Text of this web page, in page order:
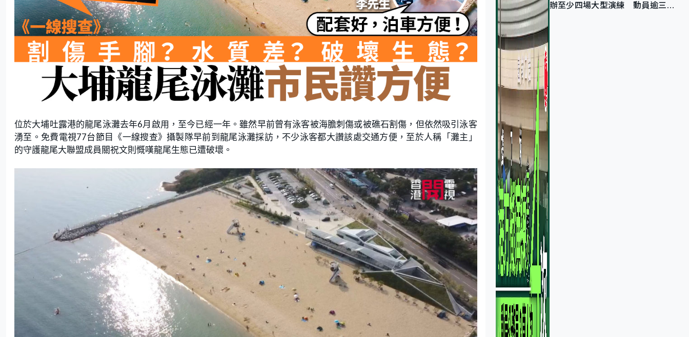
位於大埔吐露港的龍尾泳灘去年6月啟用，至今已經一年。雖然早前曾有泳客被海膽刺傷或被礁石割傷，但依然吸引泳客
湧至。免費電視77台節目《一線搜查》攝製隊早前到龍尾泳灘採訪，不少泳客都大讚該處交通方便，至於人稱「灘主」
的守護龍尾大聯盟成員關祝文則慨嘆龍尾生態已遭破壞。
辦至少四場大型演練 動員逾三萬